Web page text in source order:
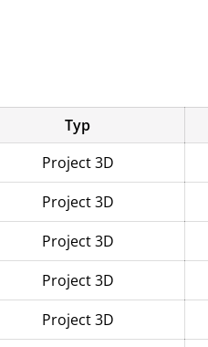
Typ
Project 3D
Project 3D
Project 3D
Project 3D
Project 3D